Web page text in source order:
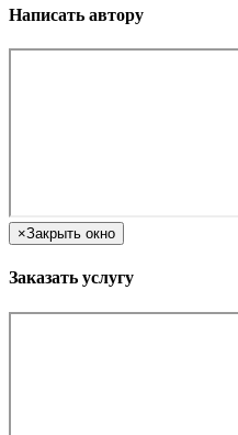
Написать автору
×Закрыть окно
Заказать услугу